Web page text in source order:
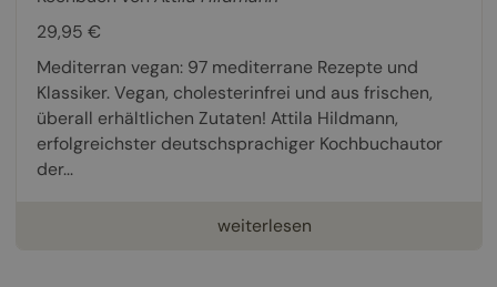
29,95 €
Mediterran vegan: 97 mediterrane Rezepte und
Klassiker. Vegan, cholesterinfrei und aus frischen,
überall erhältlichen Zutaten! Attila Hildmann,
erfolgreichster deutschsprachiger Kochbuchautor
der...
weiterlesen